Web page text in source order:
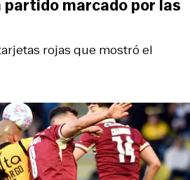
rojas que mostró el
marcado por las